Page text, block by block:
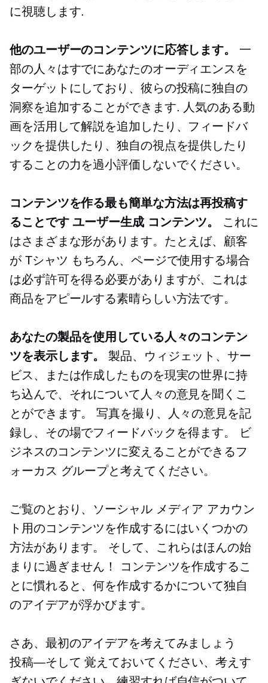
に視聴します.
他のユーザーのコンテンツに応答します。
一
部の人々はすでにあなたのオーディエンスを
ターゲットにしており、彼らの投稿に独自の
洞察を追加することができます. 人気のある動
画を活用して解説を追加したり、フィードバ
ックを提供したり、独自の視点を提供したり
することの力を過小評価しないでください。
コンテンツを作る最も簡単な方法は再投稿す
ることですユーザー生成コンテンツ。
これに
はさまざまな形があります。たとえば、顧客
が Tシャツ もちろん、ページで使用する場合
は必ず許可を得る必要がありますが、これは
商品をアピールする素晴らしい方法です。
あなたの製品を使用している人々のコンテン
ツを表示します。
製品、ウィジェット、サー
ビス、または作成したものを現実の世界に持
ち込んで、それについて人々の意見を聞くこ
とができます。 写真を撮り、人々の意見を記
録し、その場でフィードバックを得ます。 ビ
ジネスのコンテンツに変えることができるフ
ォーカス グループと考えてください。
ご覧のとおり、ソーシャル メディア アカウン
ト用のコンテンツを作成するにはいくつかの
方法があります。 そして、これらはほんの始
まりに過ぎません！ コンテンツを作成するこ
とに慣れると、何を作成するかについて独自
のアイデアが浮かびます。
さあ、最初のアイデアを考えてみましょう
投稿—そして 覚えておいてください、考えす